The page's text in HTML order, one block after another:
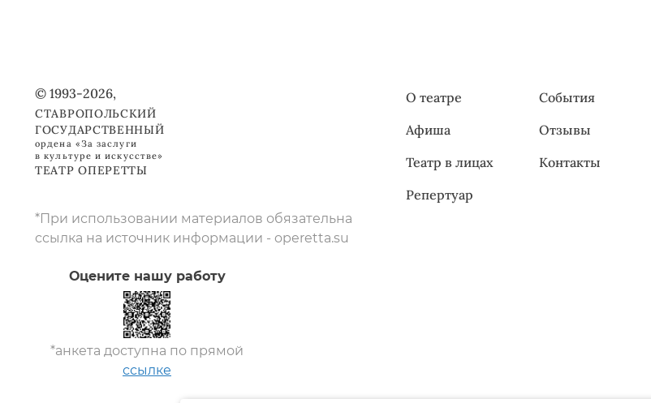
© 1993-2026,
СТАВРОПОЛЬСКИЙ
ГОСУДАРСТВЕННЫЙ
ордена «За заслуги
в культуре и искусстве»
ТЕАТР ОПЕРЕТТЫ
*При использовании материалов обязательна
ссылка на источник информации - operetta.su
Оцените нашу работу
*анкета доступна по прямой
ссылке
О театре
Афиша
Театр в лицах
Репертуар
События
Отзывы
Контакты